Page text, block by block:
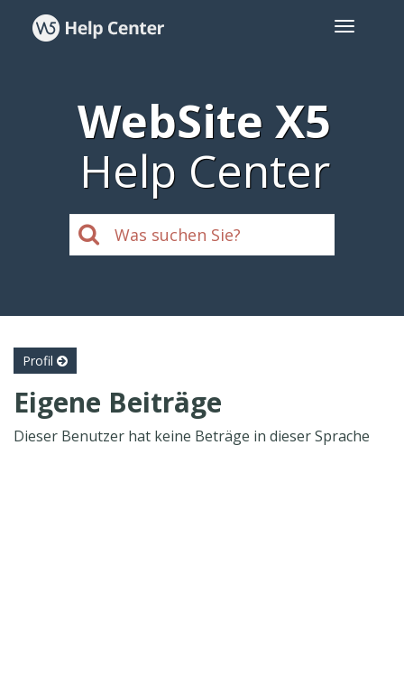
WebSite X5
Help Center
Profil
Eigene Beiträge
Dieser Benutzer hat keine Beträge in dieser Sprache